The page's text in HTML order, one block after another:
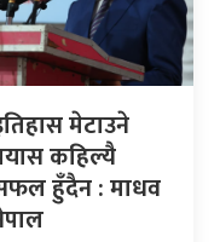
मेटाउने
कहिल्यै
हुँदैन : माधव